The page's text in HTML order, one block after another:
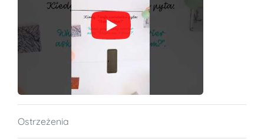
Ostrzeżenia